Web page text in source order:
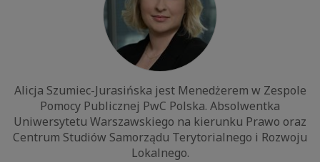
Alicja Szumiec-Jurasińska jest Menedżerem w Zespole
Pomocy Publicznej PwC Polska. Absolwentka
Uniwersytetu Warszawskiego na kierunku Prawo oraz
Centrum Studiów Samorządu Terytorialnego i Rozwoju
Lokalnego.